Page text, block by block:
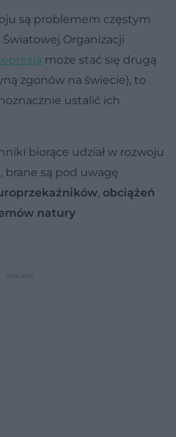
są problemem częstym
Organizacji
może stać się drugą
zgonów na świecie), to
ustalić ich
biorące udział w rozwoju
brane są pod uwagę
, obciążeń
natury